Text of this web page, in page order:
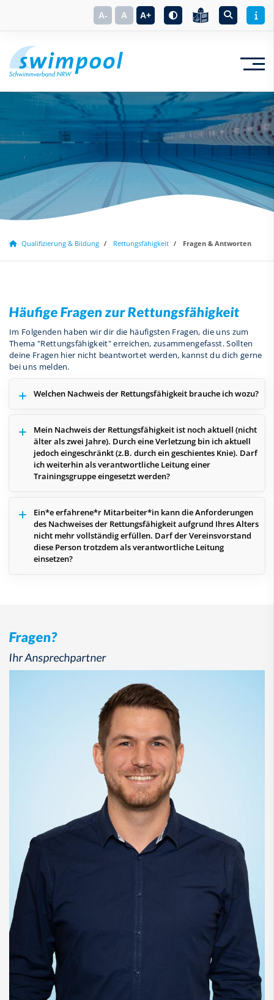
A- A A+
Suchbegriff eingeben
Qualifizierung & Bildung Rettungsfähigkeit Fragen & Antworten
Häufige Fragen zur Rettungsfähigkeit
Im Folgenden haben wir dir die häufigsten Fragen, die uns zum
Thema "Rettungsfähigkeit" erreichen, zusammengefasst. Sollten
deine Fragen hier nicht beantwortet werden, kannst du dich gerne
bei uns melden.
Welchen Nachweis der Rettungsfähigkeit brauche ich wozu?
Mein Nachweis der Rettungsfähigkeit ist noch aktuell (nicht
älter als zwei Jahre). Durch eine Verletzung bin ich aktuell
jedoch eingeschränkt (z.B. durch ein geschientes Knie). Darf
ich weiterhin als verantwortliche Leitung einer
Trainingsgruppe eingesetzt werden?
Ein*e erfahrene*r Mitarbeiter*in kann die Anforderungen
des Nachweises der Rettungsfähigkeit aufgrund Ihres Alters
nicht mehr vollständig erfüllen. Darf der Vereinsvorstand
diese Person trotzdem als verantwortliche Leitung
einsetzen?
Fragen?
Ihr Ansprechpartner